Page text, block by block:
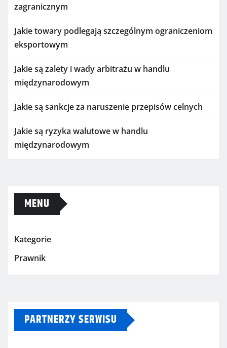
zagranicznym
Jakie towary podlegają szczególnym ograniczeniom
eksportowym
Jakie są zalety i wady arbitrażu w handlu
międzynarodowym
Jakie są sankcje za naruszenie przepisów celnych
Jakie są ryzyka walutowe w handlu
międzynarodowym
MENU
Kategorie
Prawnik
PARTNERZY SERWISU